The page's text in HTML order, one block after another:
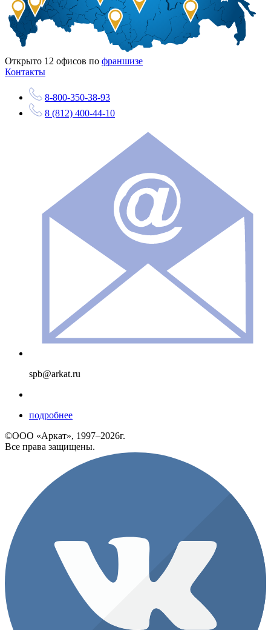
Открыто 12 офисов по франшизе
Контакты
8-800-350-38-93
8 (812) 400-44-10
spb@arkat.ru
подробнее
©ООО «Аркат», 1997–2026г.
Все права защищены.